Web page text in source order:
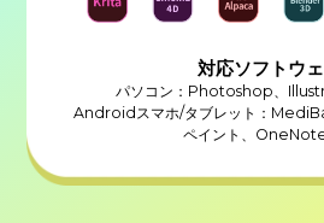
対応ソフトウ
パソコン：Photoshop、
Androidスマホ/タブレット：
ペイント、